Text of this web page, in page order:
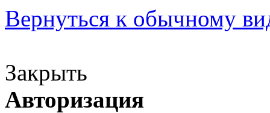
Вернуться к обычному
Закрыть
Авторизация